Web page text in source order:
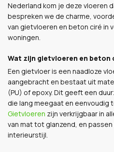
Nederland kom je deze vloeren
bespreken we de charme,
van gietvloeren en beton ciré in
woningen.
Wat zijn gietvloeren en beton
Een gietvloer is een naadloze
aangebracht en bestaat uit
(PU) of epoxy. Dit geeft een
die lang meegaat en eenvoudig
Gietvloeren zijn verkrijgbaar in
van mat tot glanzend, en
interieurstijl.